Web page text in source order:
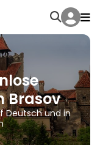
Brasov
Deutsch und in